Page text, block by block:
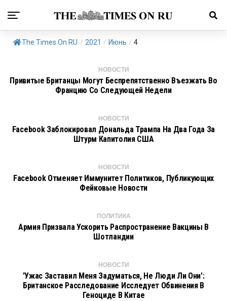
The Times On RU / 2021 / Июнь / 4
НОВОСТИ
Привитые Британцы Могут Беспрепятственно Въезжать Во
Францию Со Следующей Недели
НОВОСТИ
Facebook Заблокировал Дональда Трампа На Два Года За
Штурм Капитолия США
НОВОСТИ
Facebook Отменяет Иммунитет Политиков, Публикующих
Фейковые Новости
ПОЛИТИКА
Армия Призвала Ускорить Распространение Вакцины В
Шотландии
НОВОСТИ
'Ужас Заставил Меня Задуматься, Не Люди Ли Они':
Британское Расследование Исследует Обвинения В
Геноциде В Китае